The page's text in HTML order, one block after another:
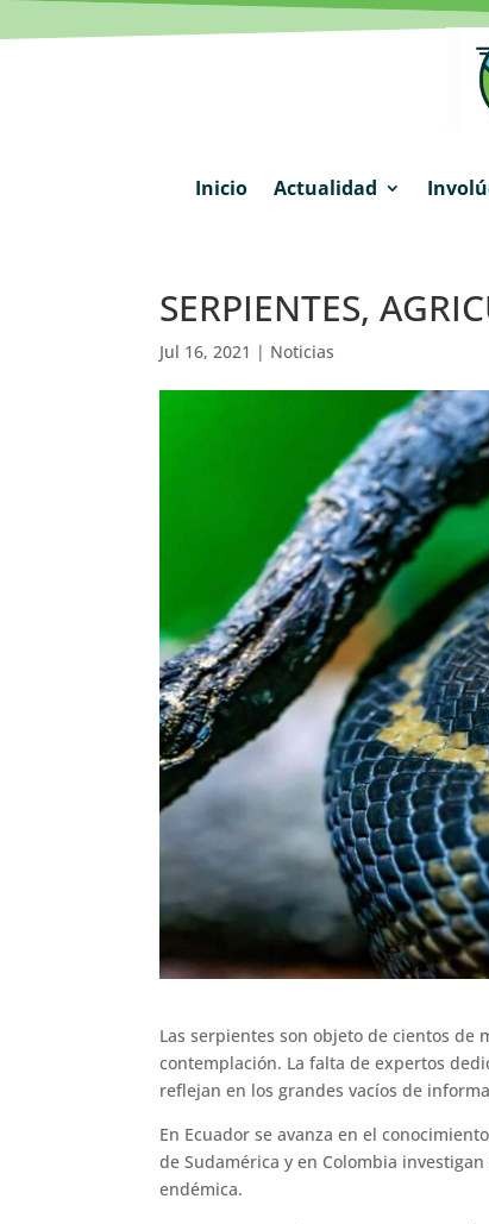
Inicio Actualidad
SERPIENTES,
Jul 16, 2021 | Noticias
Las serpientes son objeto de cientos de
contemplación. La falta de expertos
reflejan en los grandes vacíos de
En Ecuador se avanza en el
de Sudamérica y en Colombia
endémica.